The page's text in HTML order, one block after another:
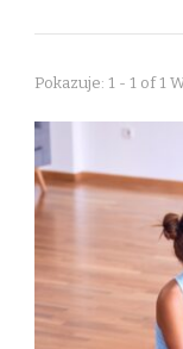
Pokazuje: 1 - 1 of 1